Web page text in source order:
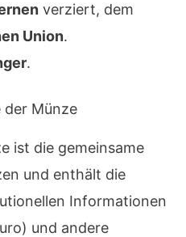
verziert, dem
Union.
.
der Münze
ist die gemeinsame
und enthält die
Informationen
und andere